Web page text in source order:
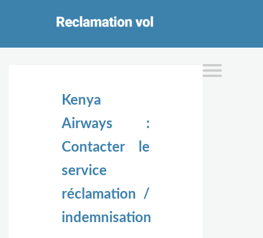
Kenya
Airways :
Contacter le
service
réclamation /
indemnisation